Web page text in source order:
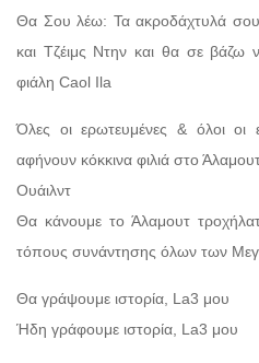
Θα Σου λέω: Τα ακροδάχτυλά σου
και Τζέιμς Ντην και θα σε βάζω
φιάλη Caol Ila
Όλες οι ερωτευμένες & όλοι οι
αφήνουν κόκκινα φιλιά στο
Ουάιλντ
Θα κάνουμε το Άλαμουτ
τόπους συνάντησης όλων των
Θα γράψουμε ιστορία, La3 μου
Ήδη γράφουμε ιστορία, La3 μου